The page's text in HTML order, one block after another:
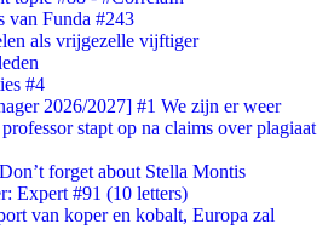
van Funda #243
als vrijgezelle vijftiger
#4
2026/2027] #1 We zijn er weer
stapt op na claims over plagiaat
forget about Stella Montis
Expert #91 (10 letters)
van koper en kobalt, Europa zal